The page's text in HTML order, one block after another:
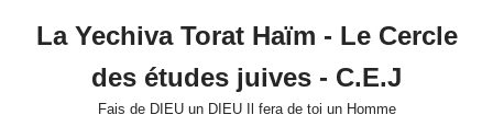
La Yechiva Torat Haïm - Le Cercle
des études juives - C.E.J
Fais de DIEU un DIEU Il fera de toi un Homme